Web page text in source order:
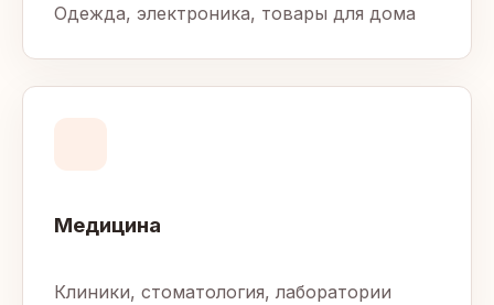
Одежда, электроника, товары для дома
Медицина
Клиники, стоматология, лаборатории